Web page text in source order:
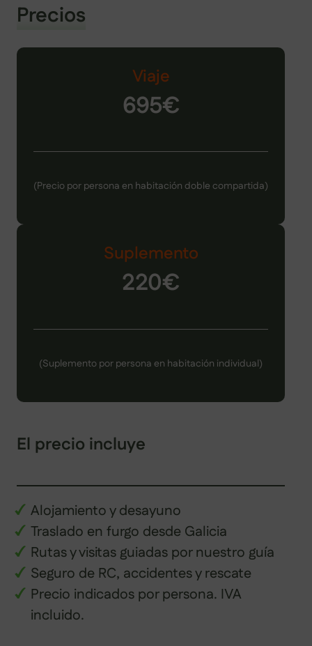
Precios
Viaje
695€
(Precio por persona en habitación doble compartida)
Suplemento
220€
(Suplemento por persona en habitación individual)
El precio incluye
Alojamiento y desayuno
Traslado en furgo desde Galicia
Rutas y visitas guiadas por nuestro guía
Seguro de RC, accidentes y rescate
Precio indicados por persona. IVA
incluido.